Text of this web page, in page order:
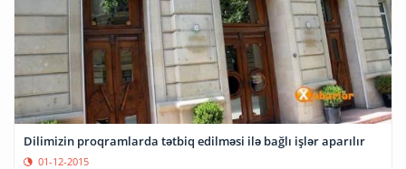
Dilimizin proqramlarda tətbiq edilməsi ilə bağlı işlər aparılır
01-12-2015